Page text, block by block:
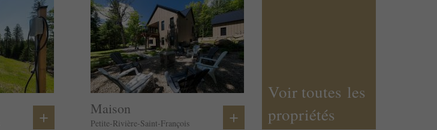
+ Maison
Petite-Rivière-Saint-François +
Voir toutes les
propriétés